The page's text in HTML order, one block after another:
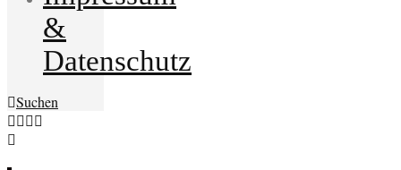
&
Datenschutz
Suchen